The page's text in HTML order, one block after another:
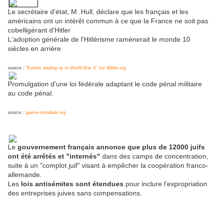
Le secrétaire d'état, M. Hull, déclare que les français et les
américains ont un intérêt commun à ce que la France ne soit pas
cobelligérant d'Hitler
L'adoption générale de l'Hitlérisme ramènerait le monde 10
siècles en arrière
source : "Events leading up to World War II" sur iBiblio.org
Promulgation d'une loi fédérale adaptant le code pénal militaire
au code pénal.
source : guerre-mondiale.org
Le gouvernement français annonce que plus de 12000 juifs
ont été arrêtés et "internés" dans des camps de concentration,
suite à un "complot juif" visant à empêcher la coopération franco-
allemande.
Les lois antisémites sont étendues pour inclure l'expropriation
des entreprises juives sans compensations.